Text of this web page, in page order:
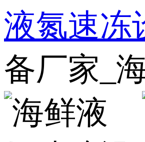
液氮速冻
备厂家_